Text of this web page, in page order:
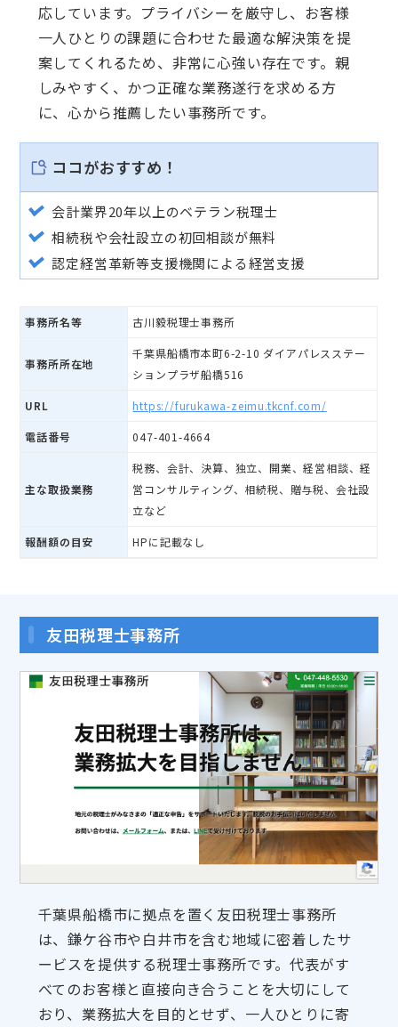
応しています。プライバシーを厳守し、お客様
一人ひとりの課題に合わせた最適な解決策を提
案してくれるため、非常に心強い存在です。親
しみやすく、かつ正確な業務遂行を求める方
に、心から推薦したい事務所です。
ココがおすすめ！
会計業界20年以上のベテラン税理士
相続税や会社設立の初回相談が無料
認定経営革新等支援機関による経営支援
事務所名等 古川毅税理士事務所
事務所所在地
千葉県船橋市本町6-2-10 ダイアパレスステー
ションプラザ船橋516
URL https://furukawa-zeimu.tkcnf.com/
電話番号 047-401-4664
主な取扱業務
税務、会計、決算、独立、開業、経営相談、経
営コンサルティング、相続税、贈与税、会社設
立など
報酬額の目安 HPに記載なし
友田税理士事務所
千葉県船橋市に拠点を置く友田税理士事務所
は、鎌ケ谷市や白井市を含む地域に密着したサ
ービスを提供する税理士事務所です。代表がす
べてのお客様と直接向き合うことを大切にして
おり、業務拡大を目的とせず、一人ひとりに寄